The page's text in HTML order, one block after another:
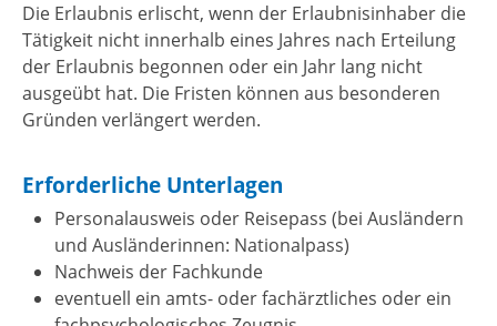
Die Erlaubnis erlischt, wenn der Erlaubnisinhaber die
Tätigkeit nicht innerhalb eines Jahres nach Erteilung
der Erlaubnis begonnen oder ein Jahr lang nicht
ausgeübt hat. Die Fristen können aus besonderen
Gründen verlängert werden.
Erforderliche Unterlagen
Personalausweis oder Reisepass (bei Ausländern
und Ausländerinnen: Nationalpass)
Nachweis der Fachkunde
eventuell ein amts- oder fachärztliches oder ein